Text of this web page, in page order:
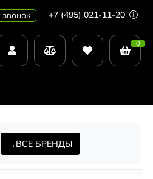
+7 (495) 021-11-20
0
ВСЕ БРЕНДЫ